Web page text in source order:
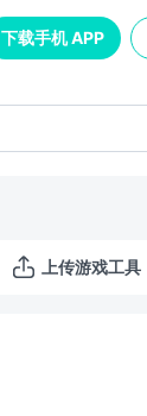
下载手机 APP
上传游戏工具